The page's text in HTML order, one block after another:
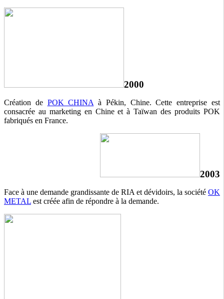
2000
Création de POK CHINA à Pékin, Chine. Cette entreprise est
consacrée au marketing en Chine et à Taïwan des produits POK
fabriqués en France.
2003
Face à une demande grandissante de RIA et dévidoirs, la société OK
METAL est créée afin de répondre à la demande.